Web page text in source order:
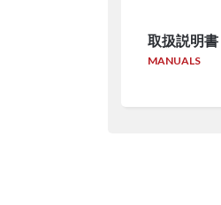
取扱説明書
MANUALS